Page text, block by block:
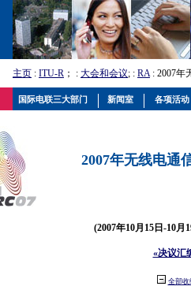
主页 : ITU-R ； : 大会和会议; : RA: 2007年
2007年无线电通
(2007年10月15日-10月
«决议汇
全部收
国际电联三大部门 新闻室 各项活动